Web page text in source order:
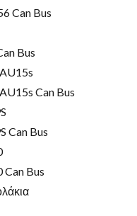
Can Bus
Bus
Can Bus
Can Bus
Bus